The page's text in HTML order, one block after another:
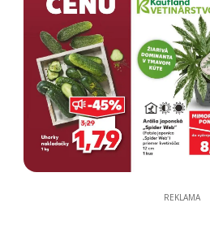
REKLAMA